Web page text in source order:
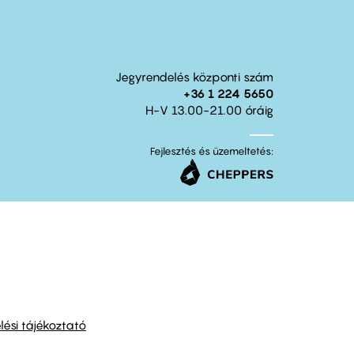
Jegyrendelés központi szám
+36 1 224 5650
H-V 13.00-21.00 óráig
Fejlesztés és üzemeltetés:
tájékoztató